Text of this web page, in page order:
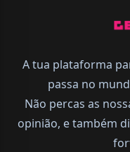
A tua plataforma
passa no
Não percas as
opinião, e também